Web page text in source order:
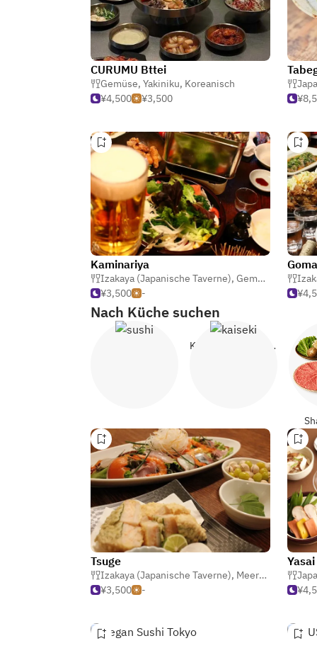
CURUMU Bttei
Gemüse, Yakiniku, Koreanisch
¥4,500
¥3,500
Kaminariya
Izakaya (Japanische Taverne), Gemüse
Sake-
¥3,500
-
Nach Küche suchen
Kaiseki (Formelle Japanisch)
Tsuge
Izakaya (Japanische Taverne), Meeresfrüchte ,
¥3,500
-